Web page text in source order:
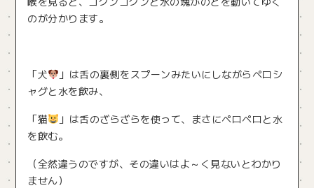
のが分かります。
「犬
」は舌の裏側をスプーンみたいにしながらペロシ
ャグと水を飲み、
「猫
」は舌のざらざらを使って、まさにペロペロと水
を飲む。
（全然違うのですが、その違いはよ～く見ないとわかり
ません）